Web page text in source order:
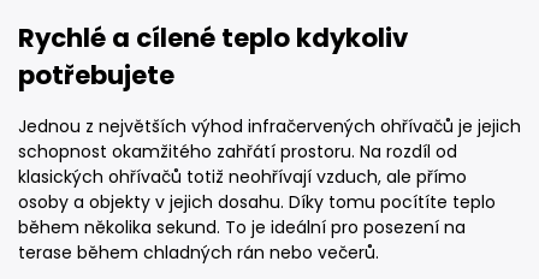
Rychlé a cílené teplo kdykoliv
potřebujete
Jednou z největších výhod infračervených ohřívačů je jejich
schopnost okamžitého zahřátí prostoru. Na rozdíl od
klasických ohřívačů totiž neohřívají vzduch, ale přímo
osoby a objekty v jejich dosahu. Díky tomu pocítíte teplo
během několika sekund. To je ideální pro posezení na
terase během chladných rán nebo večerů.